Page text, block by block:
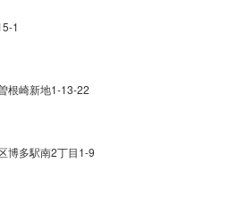
1
根崎新地1-13-22
博多駅南2丁目1-9